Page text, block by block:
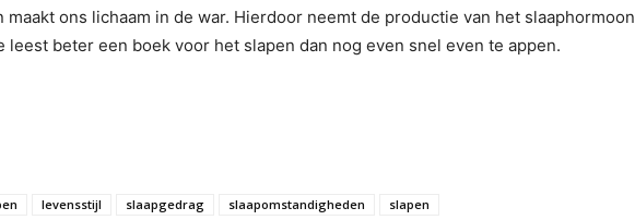
maakt ons lichaam in de war. Hierdoor neemt de productie van het slaaphormoon
leest beter een boek voor het slapen dan nog even snel even te appen.
levensstijl slaapgedrag slaapomstandigheden slapen